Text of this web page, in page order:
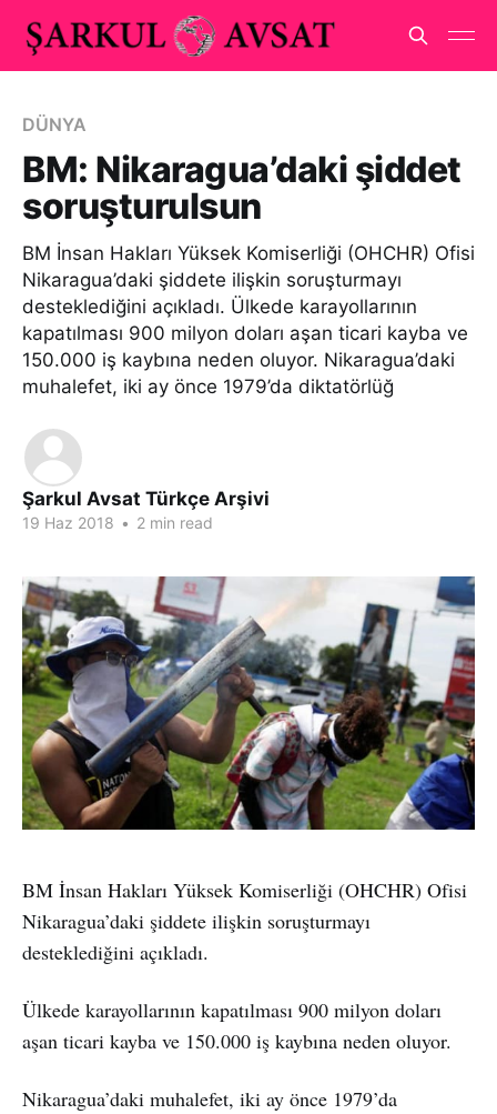
DÜNYA
BM: Nikaragua’daki şiddet
soruşturulsun
BM İnsan Hakları Yüksek Komiserliği (OHCHR) Ofisi
Nikaragua’daki şiddete ilişkin soruşturmayı
desteklediğini açıkladı. Ülkede karayollarının
kapatılması 900 milyon doları aşan ticari kayba ve
150.000 iş kaybına neden oluyor. Nikaragua’daki
muhalefet, iki ay önce 1979’da diktatörlüğ
Şarkul Avsat Türkçe Arşivi
19 Haz 2018 • 2 min read
BM İnsan Hakları Yüksek Komiserliği (OHCHR) Ofisi
Nikaragua’daki şiddete ilişkin soruşturmayı
desteklediğini açıkladı.
Ülkede karayollarının kapatılması 900 milyon doları
aşan ticari kayba ve 150.000 iş kaybına neden oluyor.
Nikaragua’daki muhalefet, iki ay önce 1979’da